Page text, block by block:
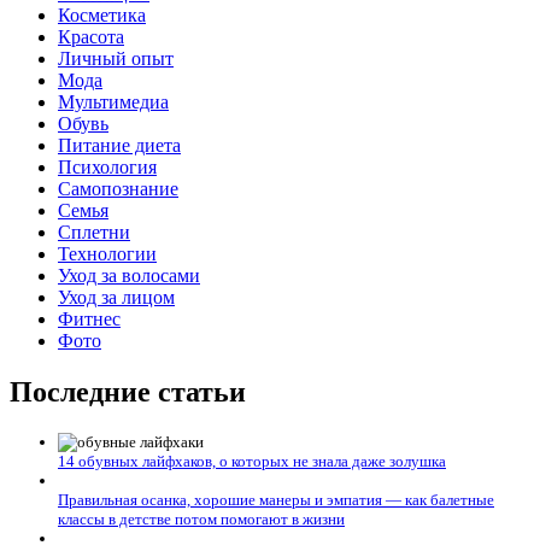
Косметика
Красота
Личный опыт
Мода
Мультимедиа
Обувь
Питание диета
Психология
Самопознание
Семья
Сплетни
Технологии
Уход за волосами
Уход за лицом
Фитнес
Фото
Последние статьи
14 обувных лайфхаков, о которых не знала даже золушка
Правильная осанка, хорошие манеры и эмпатия — как балетные
классы в детстве потом помогают в жизни